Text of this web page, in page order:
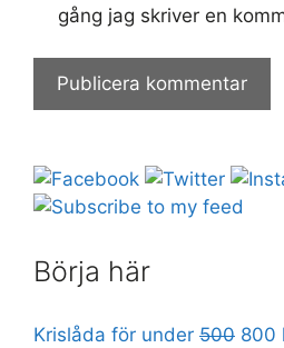
gång jag skriver en
Börja här
Krislåda för under 500 800